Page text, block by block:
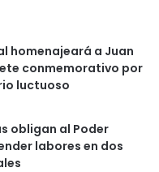
homenajeará a Juan
conmemorativo por
luctuoso
obligan al Poder
labores en dos